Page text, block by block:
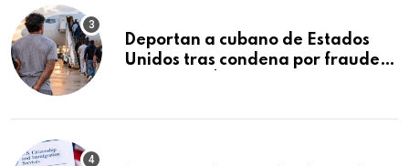
Deportan a cubano de Estados
Unidos tras condena por fraude